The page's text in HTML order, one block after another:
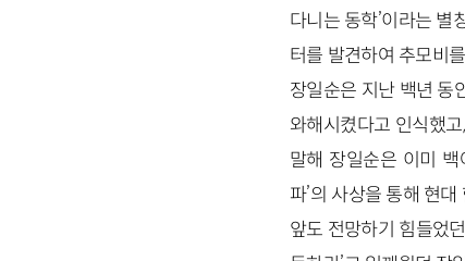
다니는 동학’이라는
터를 발견하여 추모비
장일순은 지난 백년 동
와해시켰다고 인식했
말해 장일순은 이미
파’의 사상을 통해 현
앞도 전망하기 힘들었